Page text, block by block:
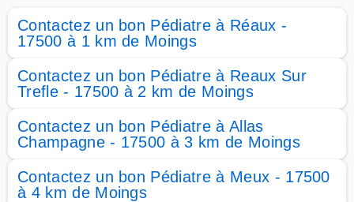
Contactez un bon Pédiatre à Réaux -
17500 à 1 km de Moings
Contactez un bon Pédiatre à Reaux Sur
Trefle - 17500 à 2 km de Moings
Contactez un bon Pédiatre à Allas
Champagne - 17500 à 3 km de Moings
Contactez un bon Pédiatre à Meux - 17500
à 4 km de Moings